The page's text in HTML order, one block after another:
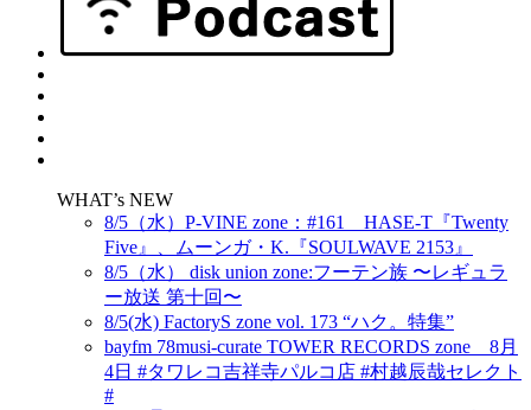
WHAT’s NEW
8/5（水）P-VINE zone：#161 HASE-T『Twenty
Five』、ムーンガ・K.『SOULWAVE 2153』
8/5（水） disk union zone:フーテン族 〜レギュラ
ー放送 第十回〜
8/5(水) FactoryS zone vol. 173 “ハク。特集”
bayfm 78musi-curate TOWER RECORDS zone 8月
4日 #タワレコ吉祥寺パルコ店 #村越辰哉セレクト
#